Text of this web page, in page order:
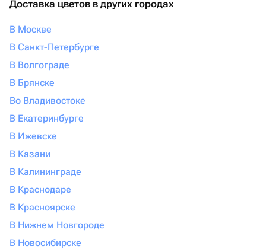
Доставка цветов в других городах
В Москве
В Санкт-Петербурге
В Волгограде
В Брянске
Во Владивостоке
В Екатеринбурге
В Ижевске
В Казани
В Калининграде
В Краснодаре
В Красноярске
В Нижнем Новгороде
В Новосибирске